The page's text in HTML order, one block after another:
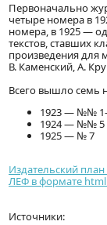
Первоначально
четыре номера в
номера, в 1925 —
текстов, ставших
произведения для
В. Каменский, А.
Всего вышло семь
1923 — №№
1924 — №№ 5
1925 — № 7
Издательский
ЛЕФ в формате
Источники: